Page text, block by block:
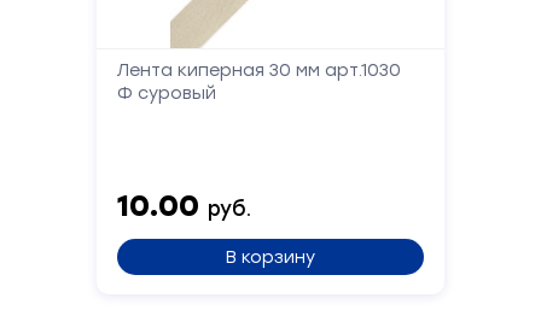
Лента киперная 30 мм арт.1030
Ф суровый
10.00 руб.
В корзину
Заполните
форму,